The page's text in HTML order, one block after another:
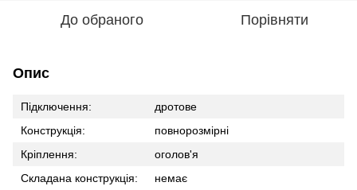
До обраного Порівняти
Опис
Підключення:
дротове
Конструкція:
повнорозмірні
Кріплення:
оголов'я
Складана конструкція:
немає